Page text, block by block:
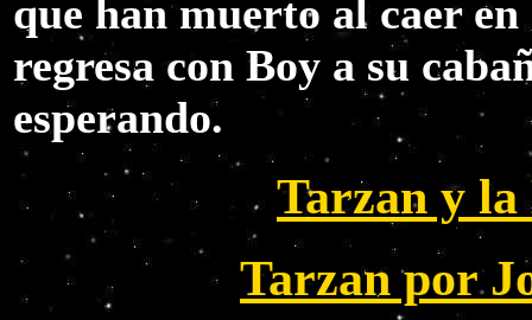
que han muerto al caer
regresa con Boy a su
esperando.
Tarzan y
Tarzan por